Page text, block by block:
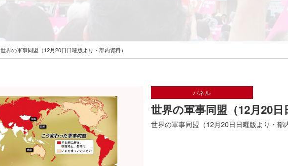
世界の軍事同盟（12月20日日曜版より・部内資料）
パネル
世界の軍事同盟（12月20日
世界の軍事同盟（12月20日日曜版より・部